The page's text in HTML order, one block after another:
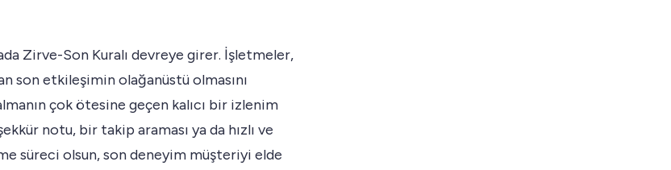
Zirve-Son Kuralı devreye girer. İşletmeler,
son etkileşimin olağanüstü olmasını
çok ötesine geçen kalıcı bir izlenim
notu, bir takip araması ya da hızlı ve
süreci olsun, son deneyim müşteriyi elde